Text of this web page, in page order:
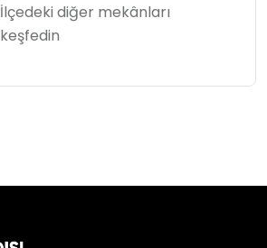
İlçedeki diğer mekânları
keşfedin